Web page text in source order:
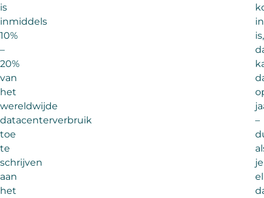
is
inmiddels
10%
–
20%
van
het
wereldwijde
datacenterverbruik
toe
te
schrijven
aan
het
is,
–
je